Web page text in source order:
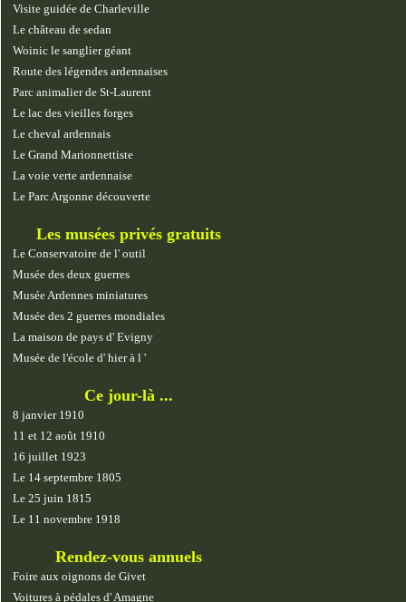
Visite guidée de Charleville
Le château de sedan
Woinic le sanglier géant
Route des légendes ardennaises
Parc animalier de St-Laurent
Le lac des vieilles forges
Le cheval ardennais
Le Grand Marionnettiste
La voie verte ardennaise
Le Parc Argonne découverte
Les musées privés gratuits
Le Conservatoire de l' outil
Musée des deux guerres
Musée Ardennes miniatures
Musée des 2 guerres mondiales
La maison de pays d' Evigny
Musée de l'école d' hier à l '
Ce jour-là ...
8 janvier 1910
11 et 12 août 1910
16 juillet 1923
Le 14 septembre 1805
Le 25 juin 1815
Le 11 novembre 1918
Rendez-vous annuels
Foire aux oignons de Givet
Voitures à pédales d' Amagne